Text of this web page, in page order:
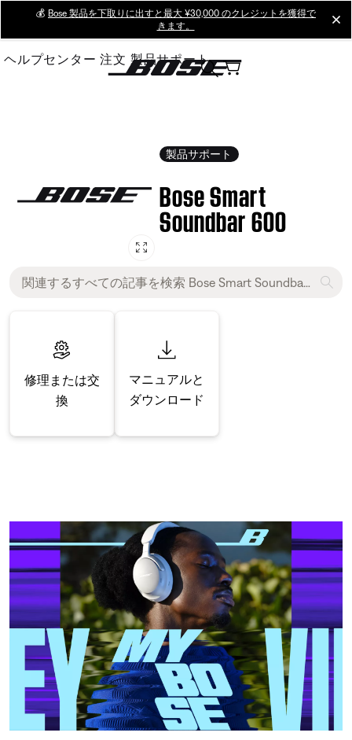
Main
💰 Bose 製品を下取りに出すと最大 ¥30,000 のクレジットを獲得で
きます。
ヘルプセンター 注文 製品サポート
製品サポート
Bose Smart
Soundbar 600
修理または交
換
マニュアルと
ダウンロード